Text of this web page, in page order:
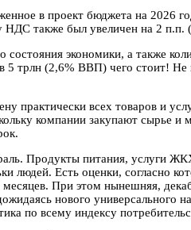
в проект бюджета на 2026
НДС также был увеличен на 2
экономики, а также
трлн (2,6% ВВП) чего стоит! Не
практически всех товаров и
компании закупают сырье
Продукты питания, услуги
людей. Есть оценки, согласно
При этом нынешняя,
нового
по всему индексу